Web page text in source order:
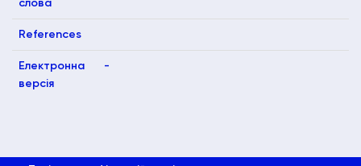
слова
References
Електронна
версія
-